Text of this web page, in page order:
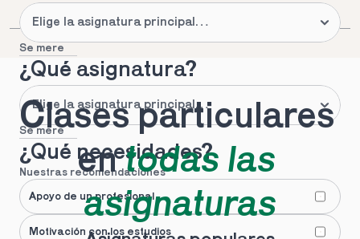
Se mere
¿Qué asignatura?
Se mere
¿Qué necesidades?
Nuestras recomendaciones
Apoyo de un profesional
Motivación con los estudios
Clases particulares
en todas las
asignaturas